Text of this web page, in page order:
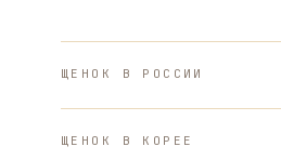
ЩЕНОК В РОССИИ
ЩЕНОК В КОРЕЕ